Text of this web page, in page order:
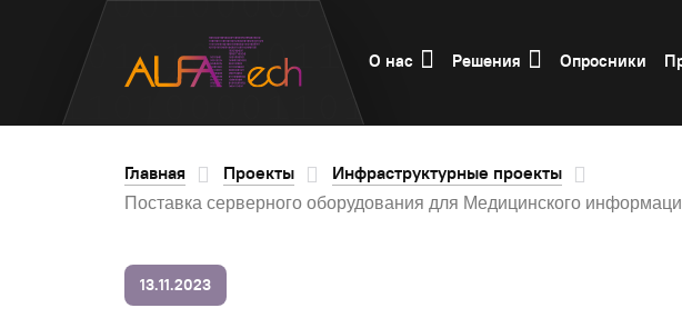
О нас Решения Опросники
Главная Проекты Инфраструктурные проекты
Поставка серверного оборудования для Медицинского
13.11.2023